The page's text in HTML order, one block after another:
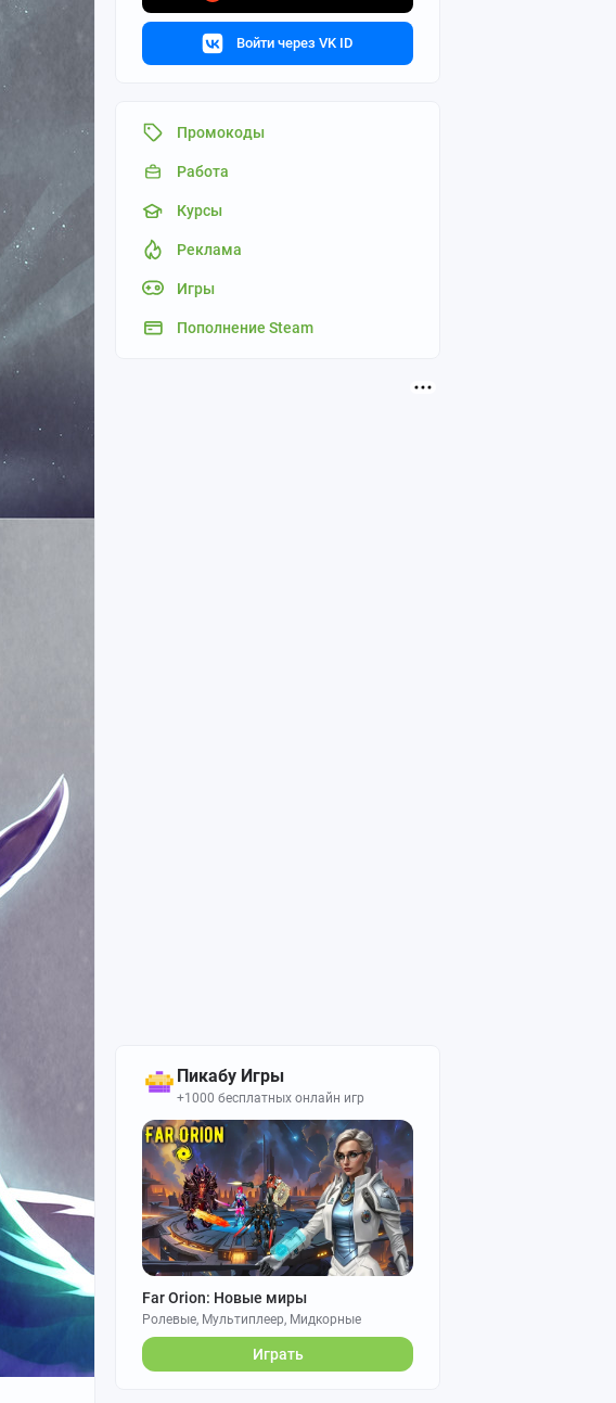
Войти через VK ID
Промокоды
Работа
Курсы
Реклама
Игры
Пополнение Steam
Пикабу Игры
+1000 бесплатных онлайн игр
Far Orion: Новые миры
Ролевые, Мультиплеер, Мидкорные
Играть